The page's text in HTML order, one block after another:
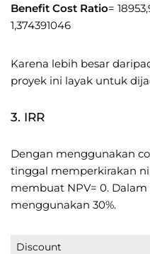
Benefit Cost Ratio=
1,374391046
Karena lebih besar
proyek ini layak untuk
3. IRR
Dengan menggunakan
tinggal memperkirakan
membuat NPV= 0.
menggunakan 30%.
Discount